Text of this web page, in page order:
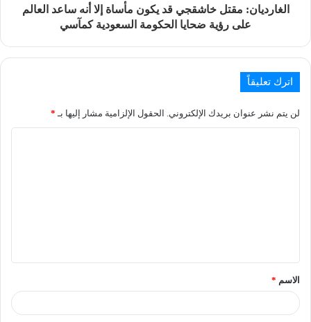
الغارديان: مقتل خاشقجي قد يكون مأساة إلا أنه ساعد العالم
على رؤية ضحايا الحكومة السعودية كمآسي
اترك تعليقاً
لن يتم نشر عنوان بريدك الإلكتروني. الحقول الإلزامية مشار إليها بـ *
الاسم *